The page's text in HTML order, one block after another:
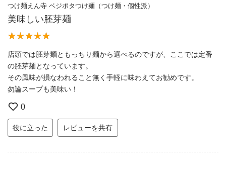
つけ麺えん寺 ベジポタつけ麺（つけ麺・個性派）
美味しい胚芽麺
店頭では胚芽麺ともっちり麺から選べるのですが、ここでは定番
の胚芽麺となっています。
その風味が損なわれること無く手軽に味わえてお勧めです。
勿論スープも美味い！
0
役に立った レビューを共有